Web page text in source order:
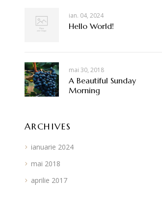
ian. 04, 2024
Hello World!
mai 30, 2018
A Beautiful Sunday
Morning
ARCHIVES
ianuarie 2024
mai 2018
aprilie 2017